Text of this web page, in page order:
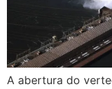
A abertura do